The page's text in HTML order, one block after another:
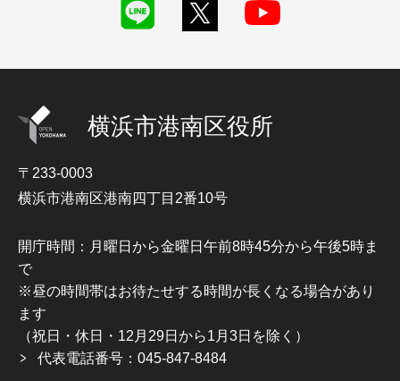
横浜市港南区役所
〒233-0003
横浜市港南区港南四丁目2番10号
開庁時間：月曜日から金曜日午前8時45分から午後5時ま
で
※昼の時間帯はお待たせする時間が長くなる場合があり
ます
（祝日・休日・12月29日から1月3日を除く）
代表電話番号：045-847-8484